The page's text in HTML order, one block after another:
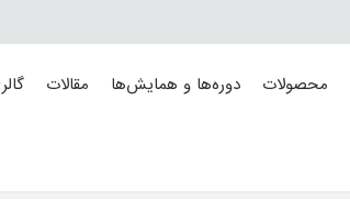
محصولات دوره‌ها و همایش‌ها مقالات